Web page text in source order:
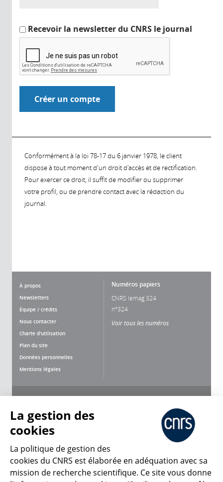
Recevoir la newsletter du CNRS le journal
Conformément à la loi 78-17 du 6 janvier 1978, le client
dispose à tout moment d'un droit d'accès et de rectification.
Pour exercer ce droit, il suffit de modifier ou supprimer
votre profil, ou de prendre contact avec la rédaction du
journal.
À propos
Newsletters
Équipe / crédits
Nous contacter
Charte d'utilisation
Plan du site
Données personnelles
Mentions légales
Numéros papiers
CNRS lemag 324
n°324
Voir tous les numéros
CNRS Le Mag
La gestion des
cookies
La politique de gestion des
cookies du CNRS est élaborée en adéquation avec sa
mission de recherche scientifique. Ce site vous donne